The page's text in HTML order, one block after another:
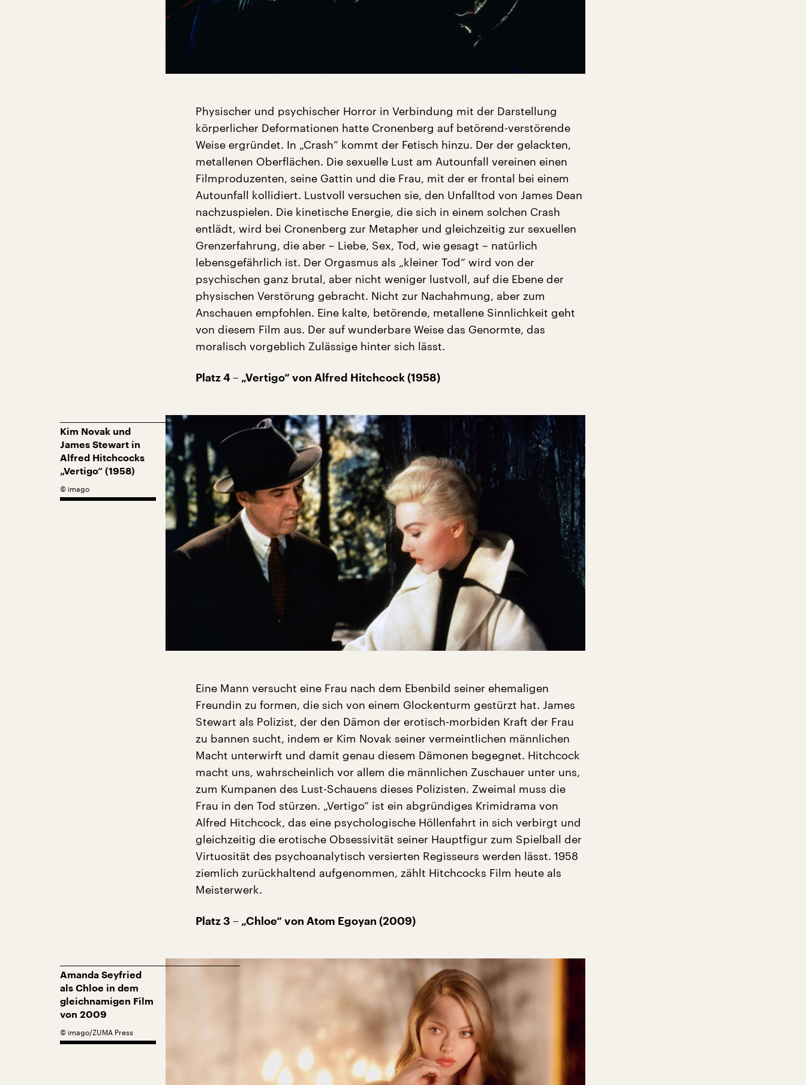
Physischer und psychischer Horror in Verbindung mit der Darstellung
körperlicher Deformationen hatte Cronenberg auf betörend-verstörende
Weise ergründet. In „Crash“ kommt der Fetisch hinzu. Der der gelackten,
metallenen Oberflächen. Die sexuelle Lust am Autounfall vereinen einen
Filmproduzenten, seine Gattin und die Frau, mit der er frontal bei einem
Autounfall kollidiert. Lustvoll versuchen sie, den Unfalltod von James Dean
nachzuspielen. Die kinetische Energie, die sich in einem solchen Crash
entlädt, wird bei Cronenberg zur Metapher und gleichzeitig zur sexuellen
Grenzerfahrung, die aber – Liebe, Sex, Tod, wie gesagt – natürlich
lebensgefährlich ist. Der Orgasmus als „kleiner Tod“ wird von der
psychischen ganz brutal, aber nicht weniger lustvoll, auf die Ebene der
physischen Verstörung gebracht. Nicht zur Nachahmung, aber zum
Anschauen empfohlen. Eine kalte, betörende, metallene Sinnlichkeit geht
von diesem Film aus. Der auf wunderbare Weise das Genormte, das
moralisch vorgeblich Zulässige hinter sich lässt.
Platz 4 – „Vertigo“ von Alfred Hitchcock (1958)
Kim Novak und
James Stewart in
Alfred Hitchcocks
„Vertigo“ (1958)
© imago
Eine Mann versucht eine Frau nach dem Ebenbild seiner ehemaligen
Freundin zu formen, die sich von einem Glockenturm gestürzt hat. James
Stewart als Polizist, der den Dämon der erotisch-morbiden Kraft der Frau
zu bannen sucht, indem er Kim Novak seiner vermeintlichen männlichen
Macht unterwirft und damit genau diesem Dämonen begegnet. Hitchcock
macht uns, wahrscheinlich vor allem die männlichen Zuschauer unter uns,
zum Kumpanen des Lust-Schauens dieses Polizisten. Zweimal muss die
Frau in den Tod stürzen. „Vertigo“ ist ein abgründiges Krimidrama von
Alfred Hitchcock, das eine psychologische Höllenfahrt in sich verbirgt und
gleichzeitig die erotische Obsessivität seiner Hauptfigur zum Spielball der
Virtuosität des psychoanalytisch versierten Regisseurs werden lässt. 1958
ziemlich zurückhaltend aufgenommen, zählt Hitchcocks Film heute als
Meisterwerk.
Platz 3 – „Chloe“ von Atom Egoyan (2009)
Amanda Seyfried
als Chloe in dem
gleichnamigen Film
von 2009
© imago/ZUMA Press